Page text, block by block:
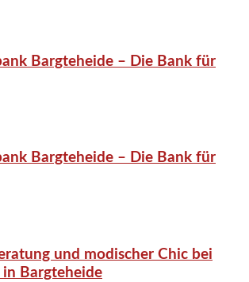
Bargteheide – Die Bank für
Bargteheide – Die Bank für
und modischer Chic bei
Bargteheide